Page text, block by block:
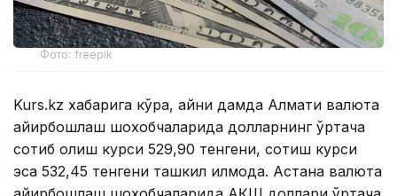
Фото: freepik
Kurs.kz хабарига кўра, айни дамда Алмати валюта
айирбошлаш шохобчаларида долларнинг ўртача
сотиб олиш курси 529,90 тенгени, сотиш курси
эса 532,45 тенгени ташкил қилмоқда. Астана валюта